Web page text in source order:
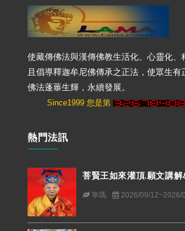
使藏傳佛法與漢傳佛教生活化、心靈化、
且倡導釋迦牟尼佛傳承之正法，使眾生有
佛法蓬蓽生輝，永續發展。
Since1999 您是第
熱門法訊
菩賢王如來灌頂.願文講
寧瑪 2026/09/12~2026/